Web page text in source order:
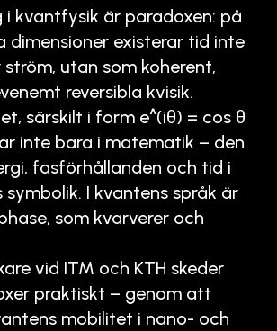
i kvantfysik är paradoxen: på
dimensioner existerar tid inte
ström, utan som koherent,
reversibla kvisik.
särskilt i form e^(iθ) = cos θ
inte bara i matematik – den
fasförhållanden och tid i
symbolik. I kvantens språk är
som kvarverer och
vid ITM och KTH skeder
praktiskt – genom att
mobilitet i nano- och